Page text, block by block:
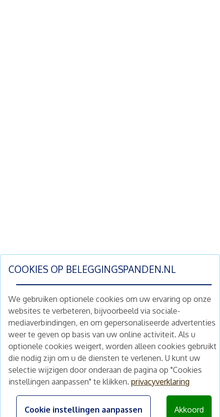
COOKIES OP BELEGGINGSPANDEN.NL
We gebruiken optionele cookies om uw ervaring op onze
websites te verbeteren, bijvoorbeeld via sociale-
mediaverbindingen, en om gepersonaliseerde advertenties
weer te geven op basis van uw online activiteit. Als u
optionele cookies weigert, worden alleen cookies gebruikt
die nodig zijn om u de diensten te verlenen. U kunt uw
selectie wijzigen door onderaan de pagina op "Cookies
instellingen aanpassen" te klikken. privacyverklaring
Cookie instellingen aanpassen Akkoord
Schrijf je nu in en ontvang wekelijks ons
nieuwe aanbod vastgoedbeleggingen.
Nieuwsbrief Abonneren
Home
Te koop
Nieuws
Schimmelstraat 5H
1053 TA Amsterdam
+31 (0) 30 225 31 12